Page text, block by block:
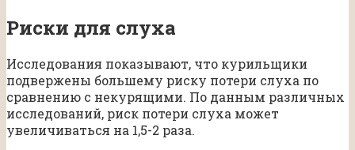
Риски для слуха
Исследования показывают, что курильщики
подвержены большему риску потери слуха по
сравнению с некурящими. По данным различных
исследований, риск потери слуха может
увеличиваться на 1,5-2 раза.